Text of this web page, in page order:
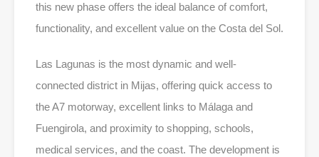
this new phase offers the ideal balance of comfort,
functionality, and excellent value on the Costa del Sol.
Las Lagunas is the most dynamic and well-
connected district in Mijas, offering quick access to
the A7 motorway, excellent links to Málaga and
Fuengirola, and proximity to shopping, schools,
medical services, and the coast. The development is